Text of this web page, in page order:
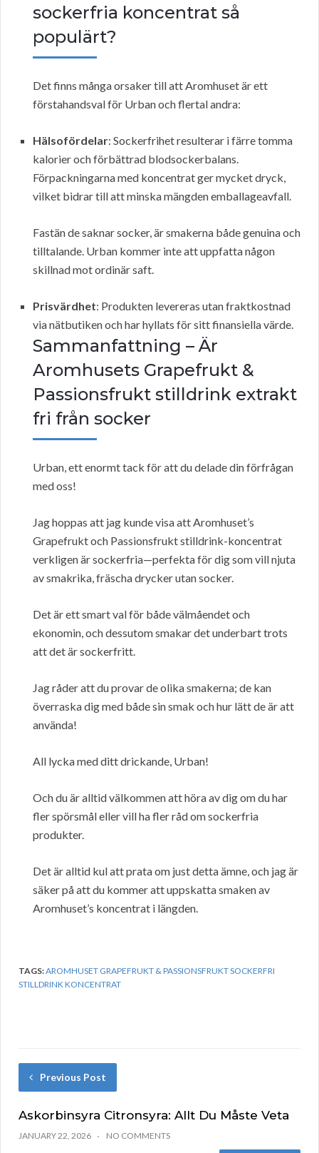
sockerfria koncentrat så
populärt?
Det finns många orsaker till att Aromhuset är ett
förstahandsval för Urban och flertal andra:
Hälsofördelar: Sockerfrihet resulterar i färre tomma
kalorier och förbättrad blodsockerbalans.
Förpackningarna med koncentrat ger mycket dryck,
vilket bidrar till att minska mängden emballageavfall.
Fastän de saknar socker, är smakerna både genuina och
tilltalande. Urban kommer inte att uppfatta någon
skillnad mot ordinär saft.
Prisvärdhet: Produkten levereras utan fraktkostnad
via nätbutiken och har hyllats för sitt finansiella värde.
Sammanfattning – Är
Aromhusets Grapefrukt &
Passionsfrukt stilldrink extrakt
fri från socker
Urban, ett enormt tack för att du delade din förfrågan
med oss!
Jag hoppas att jag kunde visa att Aromhuset’s
Grapefrukt och Passionsfrukt stilldrink-koncentrat
verkligen är sockerfria—perfekta för dig som vill njuta
av smakrika, fräscha drycker utan socker.
Det är ett smart val för både välmåendet och
ekonomin, och dessutom smakar det underbart trots
att det är sockerfritt.
Jag råder att du provar de olika smakerna; de kan
överraska dig med både sin smak och hur lätt de är att
använda!
All lycka med ditt drickande, Urban!
Och du är alltid välkommen att höra av dig om du har
fler spörsmål eller vill ha fler råd om sockerfria
produkter.
Det är alltid kul att prata om just detta ämne, och jag är
säker på att du kommer att uppskatta smaken av
Aromhuset’s koncentrat i längden.
TAGS:AROMHUSET GRAPEFRUKT & PASSIONSFRUKT SOCKERFRI
STILLDRINK KONCENTRAT
Previous Post
Askorbinsyra Citronsyra: Allt Du Måste Veta
JANUARY 22, 2026 NO COMMENTS